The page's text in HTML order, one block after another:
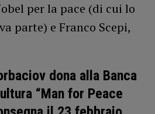
per la pace (di cui lo
parte) e Franco Scepi,
dona alla Banca
“Man for Peace